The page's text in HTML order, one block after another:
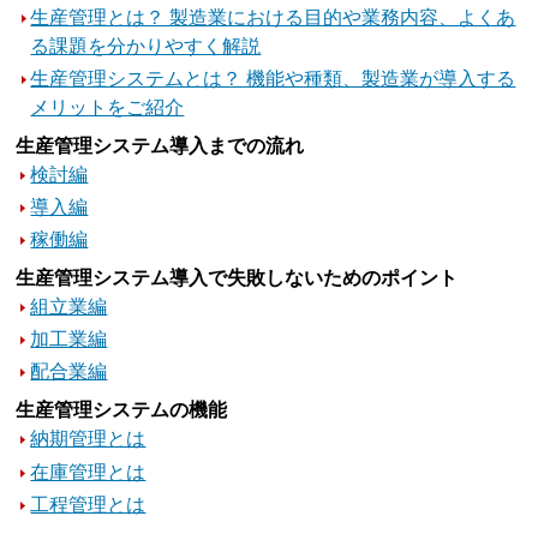
生産管理とは？ 製造業における目的や業務内容、よくあ
る課題を分かりやすく解説
生産管理システムとは？ 機能や種類、製造業が導入する
メリットをご紹介
生産管理システム導入までの流れ
検討編
導入編
稼働編
生産管理システム導入で失敗しないためのポイント
組立業編
加工業編
配合業編
生産管理システムの機能
納期管理とは
在庫管理とは
工程管理とは